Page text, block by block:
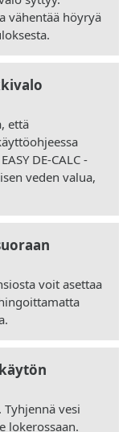
vähentää höyryä
että
DE-CALC -
veden valua,
voit asettaa
vesi
lokerossaan.